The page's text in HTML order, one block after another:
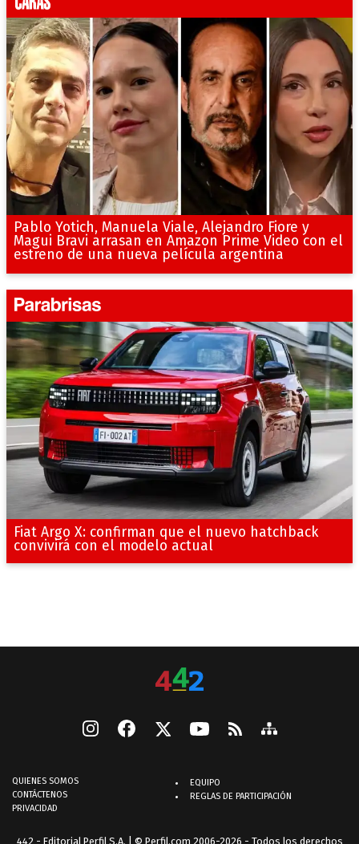
Pablo Yotich, Manuela Viale, Alejandro Fiore y
Magui Bravi arrasan en Amazon Prime Video con el
estreno de una nueva película argentina
Fiat Argo X: confirman que el nuevo hatchback
convivirá con el modelo actual
QUIENES SOMOS
CONTÁCTENOS
PRIVACIDAD
EQUIPO
REGLAS DE PARTICIPACIÓN
442 - Editorial Perfil S.A. | © Perfil.com 2006-2026 - Todos los derechos